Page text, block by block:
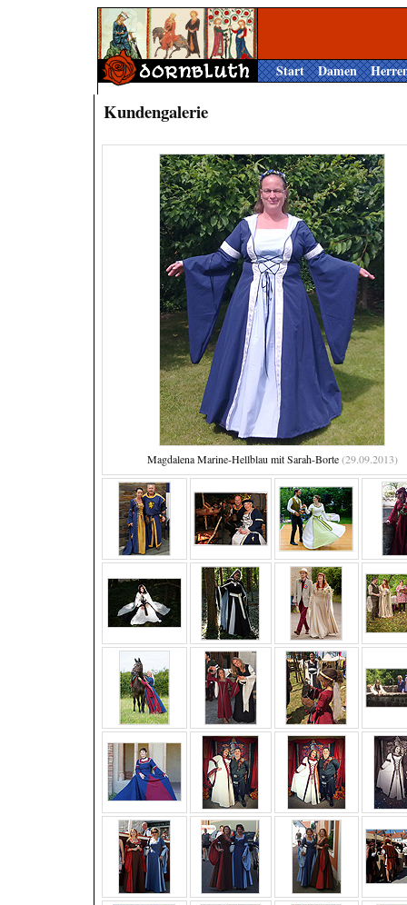
Start Damen
Kundengalerie
Magdalena Marine-Hellblau mit Sarah-Borte(29.09.2013)